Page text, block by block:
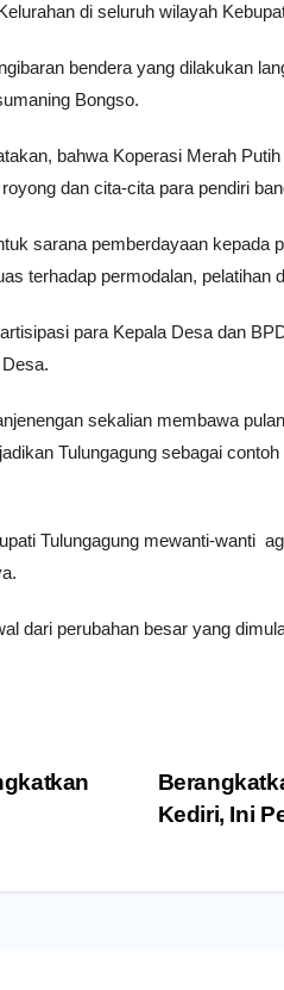
di seluruh wilayah
bendera yang dilakukan
Bongso.
bahwa Koperasi Merah
dan cita-cita para pendiri
sarana pemberdayaan kepada
terhadap permodalan, pelatihan
para Kepala Desa dan
sekalian membawa
Tulungagung sebagai
Tulungagung mewanti-wanti
dari perubahan besar yang
Kediri, Ini